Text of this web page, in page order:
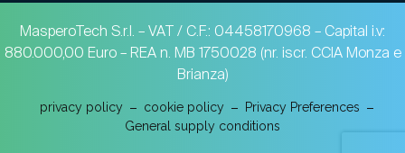
MasperoTech S.r.l. – VAT / C.F.: 04458170968 – Capital i.v:
880.000,00 Euro – REA n. MB 1750028 (nr. iscr. CCIA Monza e
Brianza)
privacy policy cookie policy
Privacy Preferences
General supply conditions